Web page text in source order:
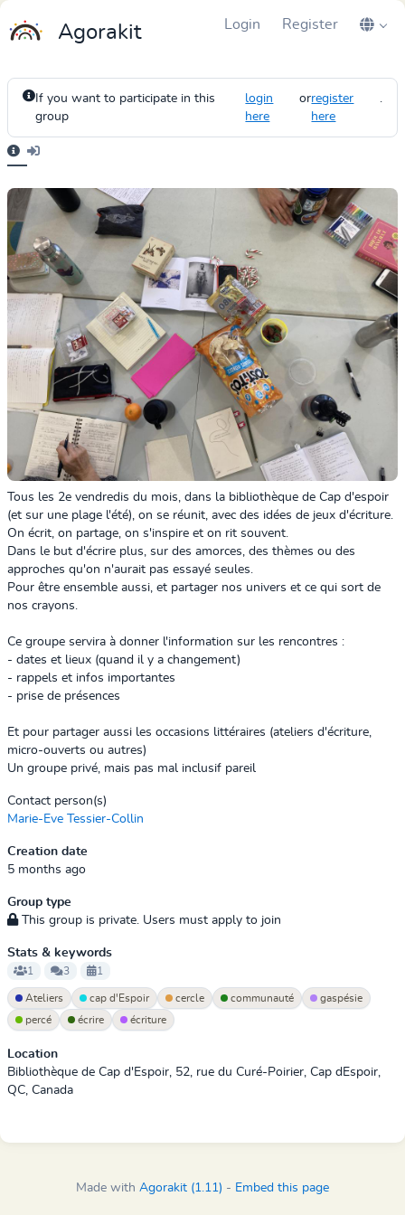
Agorakit Login Register
If you want to participate in this
group
login
here
orregister
here
.
Tous les 2e vendredis du mois, dans la bibliothèque de Cap d'espoir
(et sur une plage l'été), on se réunit, avec des idées de jeux d'écriture.
On écrit, on partage, on s'inspire et on rit souvent.
Dans le but d'écrire plus, sur des amorces, des thèmes ou des
approches qu'on n'aurait pas essayé seules.
Pour être ensemble aussi, et partager nos univers et ce qui sort de
nos crayons.
Ce groupe servira à donner l'information sur les rencontres :
- dates et lieux (quand il y a changement)
- rappels et infos importantes
- prise de présences
Et pour partager aussi les occasions littéraires (ateliers d'écriture,
micro-ouverts ou autres)
Un groupe privé, mais pas mal inclusif pareil
Contact person(s)
Marie-Eve Tessier-Collin
Creation date
5 months ago
Group type
This group is private. Users must apply to join
Stats & keywords
1 3 1
Ateliers cap d'Espoir cercle communauté
gaspésie
percé
écrire écriture
Location
Bibliothèque de Cap d'Espoir, 52, rue du Curé-Poirier, Cap dEspoir,
QC, Canada
Made with Agorakit (1.11) - Embed this page